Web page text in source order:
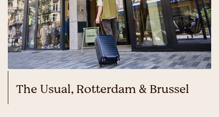
The Usual, Rotterdam & Brussel